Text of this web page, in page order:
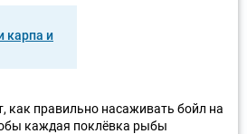
карпа и
как правильно насаживать бойл на
каждая поклёвка рыбы